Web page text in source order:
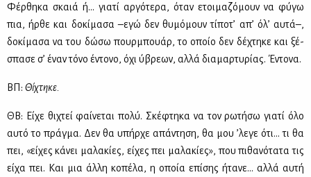
Φέρ­θη­κα σκαιά ή… για­τί αρ­γό­τε­ρα, όταν ετοι­μα­ζό­μουν να φύ­γω
πια, ήρ­θε και δο­κί­μα­σα –εγώ δεν θυ­μό­μουν τί­πο­τ’ απ’ όλ’ αυ­τά–,
δο­κί­μα­σα να του δώ­σω πουρ­μπουάρ, το οποίο δεν δέ­χτη­κε και ξέ­
σπα­σε σ’ έναν τό­νο έντο­νο, όχι ύβρε­ων, αλ­λά δια­μαρ­τυ­ρί­ας. Έντο­να.
ΒΠ: Θί­χτη­κε.
ΘΒ: Εί­χε θι­χτεί φαί­νε­ται πο­λύ. Σκέ­φτη­κα να τον ρω­τή­σω για­τί όλο
αυ­τό το πράγ­μα. Δεν θα υπήρ­χε απά­ντη­ση, θα μου ’λε­γε ότι… τι θα
πει, «εί­χες κά­νει μα­λα­κί­ες, εί­χες πει μα­λα­κί­ες», που πι­θα­νό­τα­τα τις
εί­χα πει. Και μια άλ­λη κο­πέ­λα, η οποία επί­σης ήτα­νε… αλ­λά αυ­τή